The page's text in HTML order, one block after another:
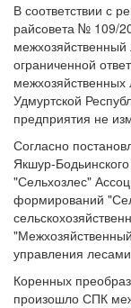
В соответствии с
райсовета № 109/
межхозяйственный
ограниченной
Удмуртской
предприятия не
Согласно
Якшур-
"Сельхозлес"
формирований
управления
Коренных
произошло СПК